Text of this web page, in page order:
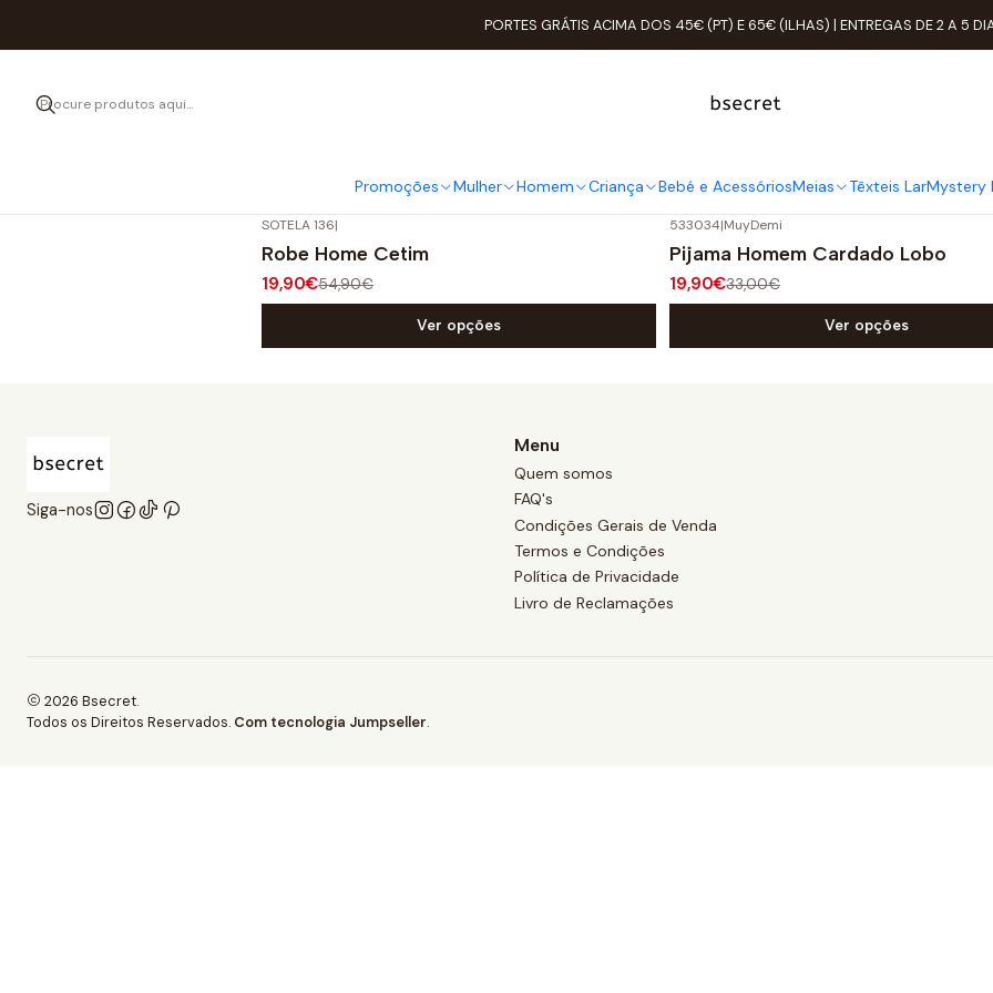
Promoções Mulher Homem Criança Bebé e AcessóriosMeias Têxteis LarMystery
PORTES GRÁTIS ACIMA DOS 45€ (PT) E 65€ (ILHAS) | ENTREGAS DE 2 A 5
Início Homem Pijamas / Roupões
Pijamas / Roupões
DESCONTO
SOTELA 136|
Robe Home Cetim
19,90€54,90€
Ver opções
DESCONTO
533034|MuyDemi
Pijama Homem Cardado Lobo
19,90€33,00€
Ver opções
Siga-nos
Menu
Quem somos
FAQ's
Condições Gerais de Venda
Termos e Condições
Política de Privacidade
Livro de Reclamações
2026 Bsecret.
Todos os Direitos Reservados. Com tecnologia Jumpseller.